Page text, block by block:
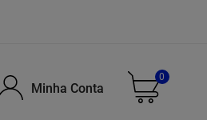
Minha Conta
0